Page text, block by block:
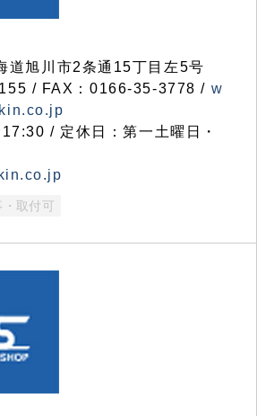
旭川市2条通15丁目左5号
/ FAX：0166-35-3778 / w
/ 定休日：第一土曜日・
・取付可